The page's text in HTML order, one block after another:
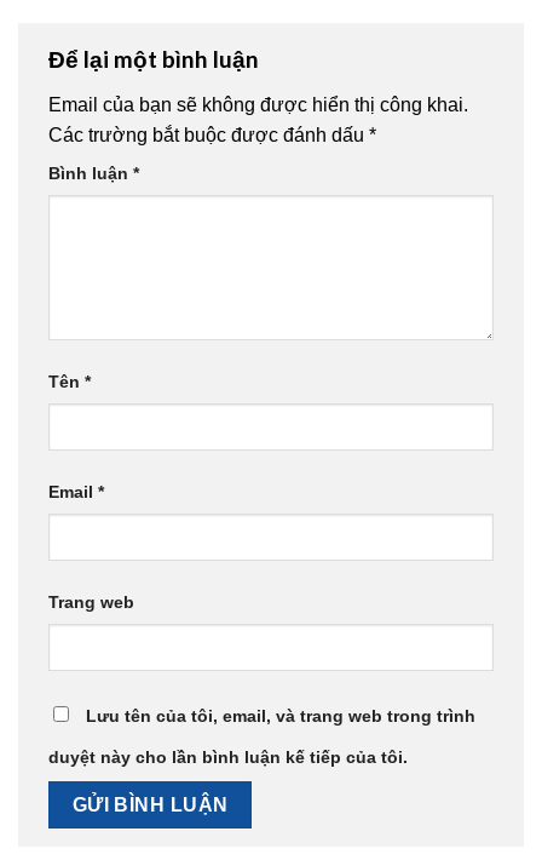
Để lại một bình luận
Email của bạn sẽ không được hiển thị công khai.
Các trường bắt buộc được đánh dấu *
Bình luận *
Tên *
Email *
Trang web
Lưu tên của tôi, email, và trang web trong trình
duyệt này cho lần bình luận kế tiếp của tôi.